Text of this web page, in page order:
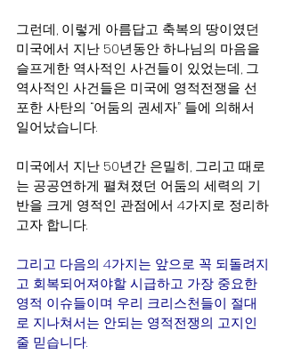
그런데, 이렇게 아름답고 축복의 땅이였던
미국에서 지난 50년동안 하나님의 마음을
슬프게한 역사적인 사건들이 있었는데, 그
역사적인 사건들은 미국에 영적전쟁을 선
포한 사탄의 “어둠의 권세자” 들에 의해서
일어났습니다.
미국에서 지난 50년간 은밀히, 그리고 때로
는 공공연하게 펼쳐졌던 어둠의 세력의 기
반을 크게 영적인 관점에서 4가지로 정리하
고자 합니다.
그리고 다음의 4가지는 앞으로 꼭 되돌려지
고 회복되어져야할 시급하고 가장 중요한
영적 이슈들이며 우리 크리스천들이 절대
로 지나쳐서는 안되는 영적전쟁의 고지인
줄 믿습니다.